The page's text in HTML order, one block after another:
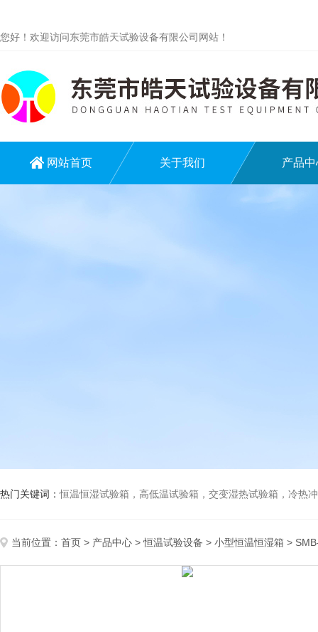
您好！欢迎访问东莞市皓天试验设备有限公司网站！
网站首页 关于我们 产品中
热门关键词：恒温恒湿试验箱，高低温试验箱，交变湿热试验箱，冷热冲击试验
当前位置： 首页 > 产品中心 >恒温试验设备 > 小型恒温恒湿箱 >